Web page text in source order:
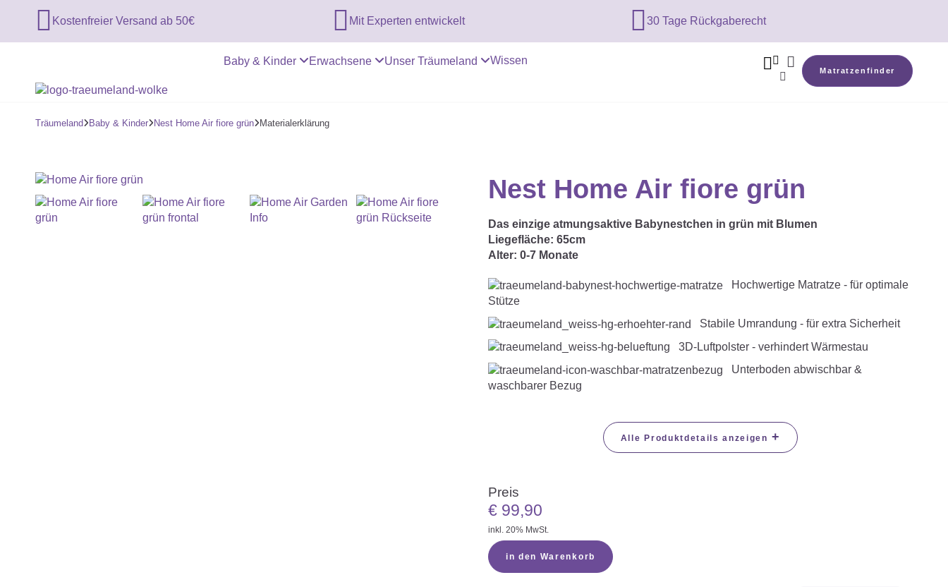
 Kostenfreier Versand ab 50€  Mit Experten entwickelt 30 Tage Rückgaberecht
Baby & Kinder Erwachsene Unser Träumeland Wissen 


Matratzenfinder
Träumeland Baby & Kinder Nest Home Air fiore grün Materialerklärung
Nest Home Air fiore grün
Das einzige atmungsaktive Babynestchen in grün mit Blumen
Liegefläche: 65cm
Alter: 0-7 Monate
Hochwertige Matratze - für optimale
Stütze
Stabile Umrandung - für extra Sicherheit
3D-Luftpolster - verhindert Wärmestau
Unterboden abwischbar &
waschbarer Bezug
Alle Produktdetails anzeigen +
Preis
€ 99,90
inkl. 20% MwSt.
in den Warenkorb